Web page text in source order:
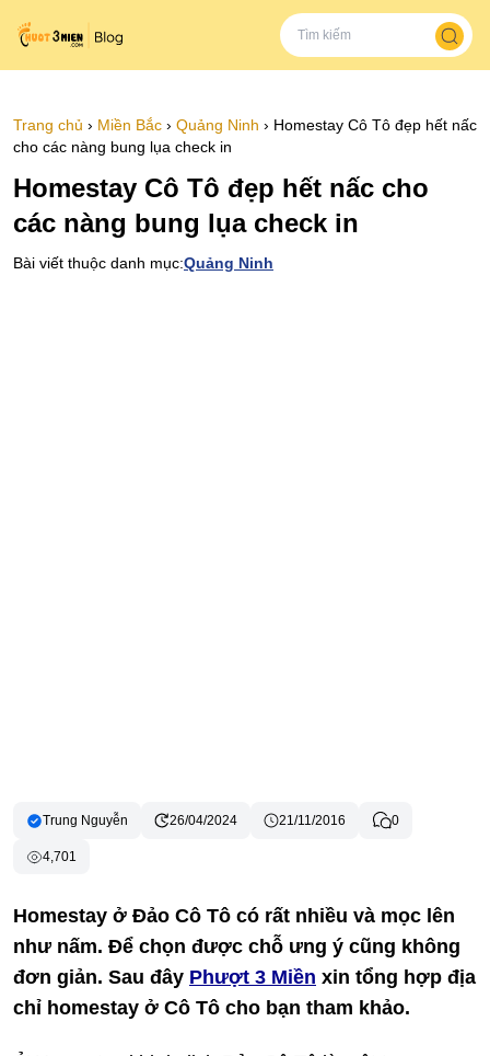
Trang chủ › Miền Bắc › Quảng Ninh › Homestay Cô Tô đẹp hết nấc
cho các nàng bung lụa check in
Homestay Cô Tô đẹp hết nấc cho
các nàng bung lụa check in
Bài viết thuộc danh mục:Quảng Ninh
Trung Nguyễn 26/04/2024 21/11/2016 0
4,701
Homestay ở Đảo Cô Tô có rất nhiều và mọc lên
như nấm. Để chọn được chỗ ưng ý cũng không
đơn giản. Sau đây Phượt 3 Miền xin tổng hợp địa
chỉ homestay ở Cô Tô cho bạn tham khảo.